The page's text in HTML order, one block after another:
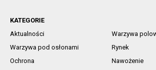
KATEGORIE
Aktualności
Warzywa
Warzywa pod osłonami
Rynek
Ochrona
Nawożenie